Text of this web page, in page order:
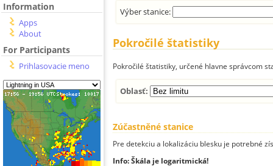
Information
Apps
About
For Participants
Prihlasovacie meno
Výber stanice:
Pokročilé štatistiky
Pokročilé štatistiky, určené hlavne správcom
Oblasť:
Zúčastněné stanice
Pre detekciu a lokalizáciu blesku je potrebné
Info: Škála je logaritmická!